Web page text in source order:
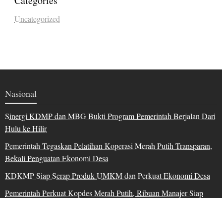
Uncategorized
Nasional
Sinergi KDMP dan MBG Bukti Program Pemerintah Berjalan Dari
Hulu ke Hilir
Pemerintah Tegaskan Pelatihan Koperasi Merah Putih Transparan,
Bekali Penguatan Ekonomi Desa
KDKMP Siap Serap Produk UMKM dan Perkuat Ekonomi Desa
Pemerintah Perkuat Kopdes Merah Putih, Ribuan Manajer Siap